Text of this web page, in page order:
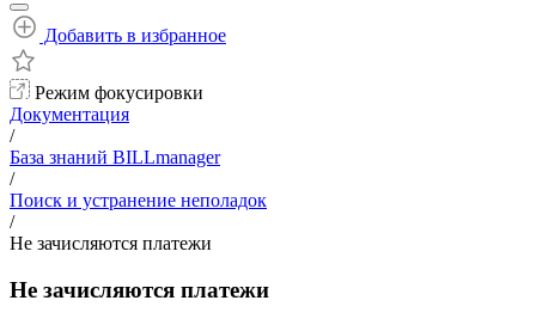
Добавить в избранное
Режим фокусировки
Документация
/
База знаний BILLmanager
/
Поиск и устранение неполадок
/
Не зачисляются платежи
Не зачисляются платежи